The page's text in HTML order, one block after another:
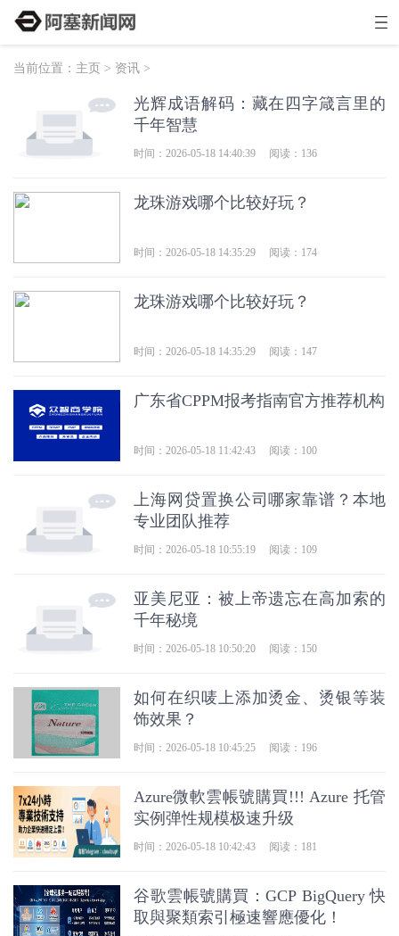
当前位置： 主页 > 资讯 >
光辉成语解码：藏在四字箴言里的
千年智慧
时间：2026-05-18 14:40:39 阅读：136
龙珠游戏哪个比较好玩？
时间：2026-05-18 14:35:29 阅读：174
龙珠游戏哪个比较好玩？
时间：2026-05-18 14:35:29 阅读：147
广东省CPPM报考指南官方推荐机构
时间：2026-05-18 11:42:43 阅读：100
上海网贷置换公司哪家靠谱？本地
专业团队推荐
时间：2026-05-18 10:55:19 阅读：109
亚美尼亚：被上帝遗忘在高加索的
千年秘境
时间：2026-05-18 10:50:20 阅读：150
如何在织唛上添加烫金、烫银等装
饰效果？
时间：2026-05-18 10:45:25 阅读：196
Azure微軟雲帳號購買!!! Azure 托管
实例弹性规模极速升级
时间：2026-05-18 10:42:43 阅读：181
谷歌雲帳號購買：GCP BigQuery 快
取與聚類索引極速響應優化！